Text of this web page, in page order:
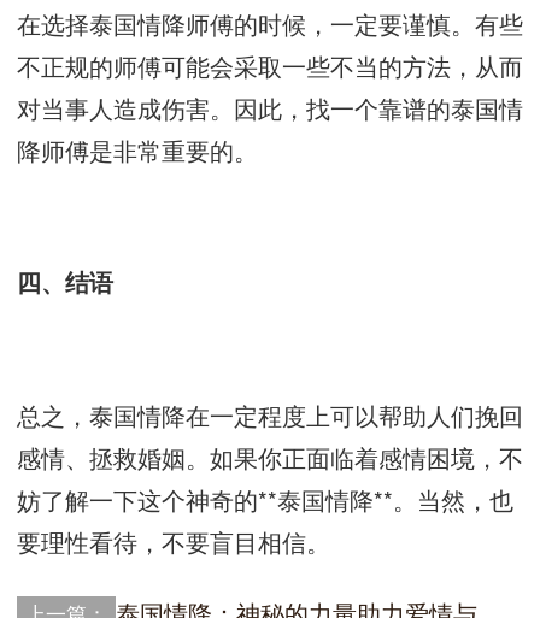
在选择泰国情降师傅的时候，一定要谨慎。有些
不正规的师傅可能会采取一些不当的方法，从而
对当事人造成伤害。因此，找一个靠谱的泰国情
降师傅是非常重要的。
四、结语
总之，泰国情降在一定程度上可以帮助人们挽回
感情、拯救婚姻。如果你正面临着感情困境，不
妨了解一下这个神奇的**泰国情降**。当然，也
要理性看待，不要盲目相信。